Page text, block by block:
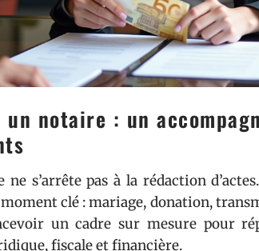
un notaire : un
s’arrête pas à la rédaction
clé : mariage, donation,
un cadre sur mesure pour
fiscale et financière.